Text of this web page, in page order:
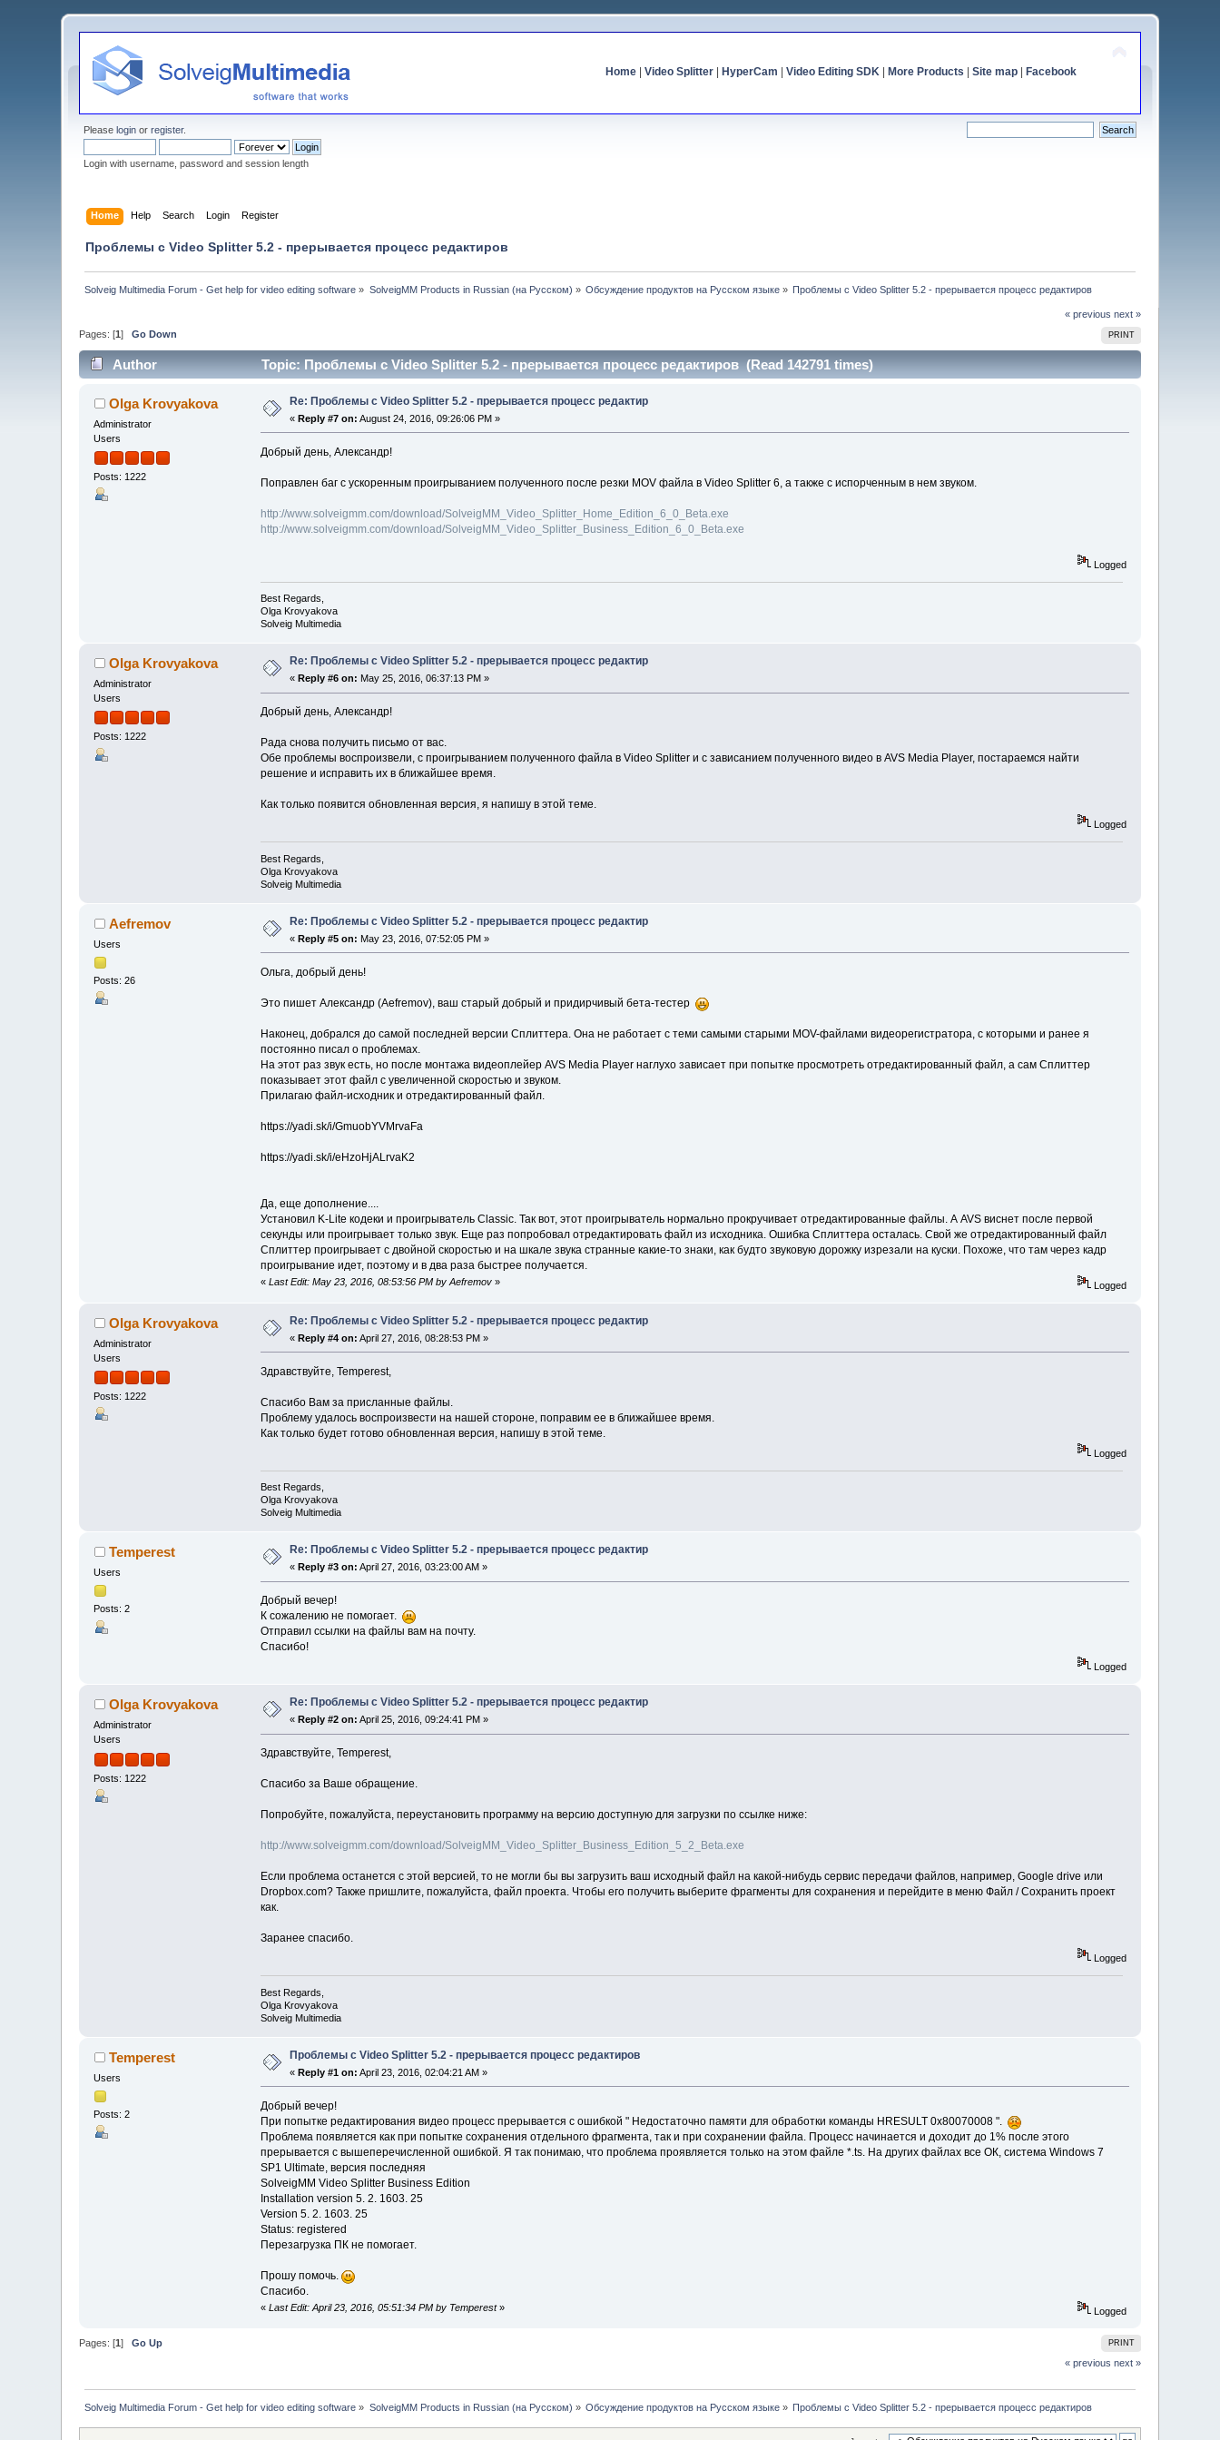
Home| Video Splitter| HyperCam Video Editing SDK| More Products Site map| Facebook
Pleaselogin orregister.
Login with username, password and session length
Home Help Search Login Register
Проблемы с Video Splitter 5.2 - прерывается процесс редактиров
Solveig Multimedia Forum - Get help for video editing software » SolveigMM Products in Russian (на Русском) » Обсуждение продуктов на Русском языке » Проблемы с Video Splitter 5.2 - прерывается процесс редактиров
« previous next »
PRINT
Pages: [1]Go Down
Author Topic: Проблемы с Video Splitter 5.2 - прерывается процесс редактиров (Read 142791 times)
Olga Krovyakova
Administrator
Users
Posts: 1222
Re: Проблемы с Video Splitter 5.2 - прерывается процесс редактир
«Reply #7 on: August 24, 2016, 09:26:06 PM »
Добрый день, Александр!
Поправлен баг с ускоренным проигрыванием полученного после резки MOV файла в Video Splitter 6, а также с испорченным в нем звуком.
http://www.solveigmm.com/download/SolveigMM_Video_Splitter_Home_Edition_6_0_Beta.exe
http://www.solveigmm.com/download/SolveigMM_Video_Splitter_Business_Edition_6_0_Beta.exe
Logged
Best Regards,
Olga Krovyakova
Solveig Multimedia
Olga Krovyakova
Administrator
Users
Posts: 1222
Re: Проблемы с Video Splitter 5.2 - прерывается процесс редактир
« Reply #6 on: May 25, 2016, 06:37:13 PM »
Добрый день, Александр!
Рада снова получить письмо от вас.
Обе проблемы воспроизвели, с проигрыванием полученного файла в Video Splitter и с зависанием полученного видео в AVS Media Player, постараемся найти
решение и исправить их в ближайшее время.
Как только появится обновленная версия, я напишу в этой теме.
Logged
Best Regards,
Olga Krovyakova
Solveig Multimedia
Aefremov
Users
Posts: 26
Re: Проблемы с Video Splitter 5.2 - прерывается процесс редактир
«Reply #5 on: May 23, 2016, 07:52:05 PM »
Ольга, добрый день!
Это пишет Александр (Aefremov), ваш старый добрый и придирчивый бета-тестер
Наконец, добрался до самой последней версии Сплиттера. Она не работает с теми самыми старыми MOV-файлами видеорегистратора, с которыми и ранее я
постоянно писал о проблемах.
На этот раз звук есть, но после монтажа видеоплейер AVS Media Player наглухо зависает при попытке просмотреть отредактированный файл, а сам Сплиттер
показывает этот файл с увеличенной скоростью и звуком.
Прилагаю файл-исходник и отредактированный файл.
https://yadi.sk/i/GmuobYVMrvaFa
https://yadi.sk/i/eHzoHjALrvaK2
Да, еще дополнение....
Установил K-Lite кодеки и проигрыватель Classic. Так вот, этот проигрыватель нормально прокручивает отредактированные файлы. А AVS виснет после первой
секунды или проигрывает только звук. Еще раз попробовал отредактировать файл из исходника. Ошибка Сплиттера осталась. Свой же отредактированный файл
Сплиттер проигрывает с двойной скоростью и на шкале звука странные какие-то знаки, как будто звуковую дорожку изрезали на куски. Похоже, что там через кадр
проигрывание идет, поэтому и в два раза быстрее получается.
« Last Edit: May 23, 2016, 08:53:56 PM by Aefremov» Logged
Olga Krovyakova
Administrator
Users
Posts: 1222
Re: Проблемы с Video Splitter 5.2 - прерывается процесс редактир
«Reply #4 on: April 27, 2016, 08:28:53 PM »
Здравствуйте, Temperest,
Спасибо Вам за присланные файлы.
Проблему удалось воспроизвести на нашей стороне, поправим ее в ближайшее время.
Как только будет готово обновленная версия, напишу в этой теме.
Logged
Best Regards,
Olga Krovyakova
Solveig Multimedia
Temperest
Users
Posts: 2
Re: Проблемы с Video Splitter 5.2 - прерывается процесс редактир
«Reply #3 on: April 27, 2016, 03:23:00 AM »
Добрый вечер!
К сожалению не помогает.
Отправил ссылки на файлы вам на почту.
Спасибо!
Logged
Olga Krovyakova
Administrator
Users
Posts: 1222
Re: Проблемы с Video Splitter 5.2 - прерывается процесс редактир
« Reply #2 on: April 25, 2016, 09:24:41 PM »
Здравствуйте, Temperest,
Спасибо за Ваше обращение.
Попробуйте, пожалуйста, переустановить программу на версию доступную для загрузки по ссылке ниже:
http://www.solveigmm.com/download/SolveigMM_Video_Splitter_Business_Edition_5_2_Beta.exe
Если проблема останется с этой версией, то не могли бы вы загрузить ваш исходный файл на какой-нибудь сервис передачи файлов, например, Google drive или
Dropbox.com? Также пришлите, пожалуйста, файл проекта. Чтобы его получить выберите фрагменты для сохранения и перейдите в меню Файл / Сохранить проект
как.
Заранее спасибо.
Logged
Best Regards,
Olga Krovyakova
Solveig Multimedia
Temperest
Users
Posts: 2
Проблемы с Video Splitter 5.2 - прерывается процесс редактиров
«Reply #1 on: April 23, 2016, 02:04:21 AM »
Добрый вечер!
При попытке редактирования видео процесс прерывается с ошибкой " Недостаточно памяти для обработки команды HRESULT 0х80070008 ".
Проблема появляется как при попытке сохранения отдельного фрагмента, так и при сохранении файла. Процесс начинается и доходит до 1% после этого
прерывается с вышеперечисленной ошибкой. Я так понимаю, что проблема проявляется только на этом файле *.ts. На других файлах все ОК, система Windows 7
SP1 Ultimate, версия последняя
SolveigMM Video Splitter Business Edition
Installation version 5. 2. 1603. 25
Version 5. 2. 1603. 25
Status: registered
Перезагрузка ПК не помогает.
Прошу помочь.
Спасибо.
« Last Edit: April 23, 2016, 05:51:34 PM by Temperest» Logged
PRINT
Pages: [1]Go Up
« previous next »
Solveig Multimedia Forum - Get help for video editing software » SolveigMM Products in Russian (на Русском) » Обсуждение продуктов на Русском языке » Проблемы с Video Splitter 5.2 - прерывается процесс редактиров